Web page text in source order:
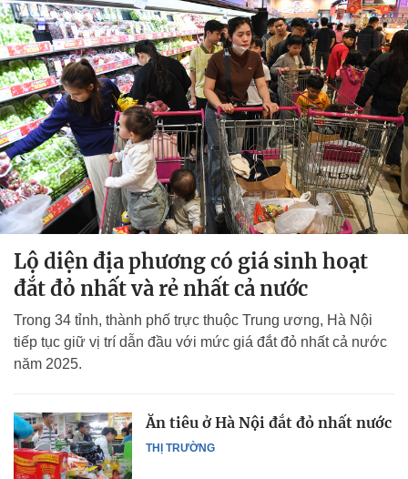
Lộ diện địa phương có giá sinh hoạt
đắt đỏ nhất và rẻ nhất cả nước
Trong 34 tỉnh, thành phố trực thuộc Trung ương, Hà Nội
tiếp tục giữ vị trí dẫn đầu với mức giá đắt đỏ nhất cả nước
năm 2025.
THỊ TRƯỜNG
Ăn tiêu ở Hà Nội đắt đỏ nhất nước